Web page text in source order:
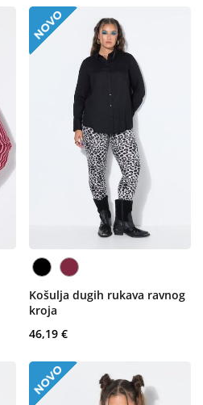
Košulja dugih rukava ravnog
kroja
46,19 €